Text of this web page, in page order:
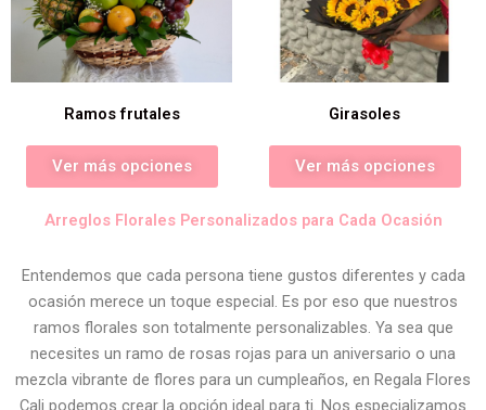
Ramos frutales
Ver más opciones
Girasoles
Ver más opciones
Arreglos Florales Personalizados para Cada Ocasión
Entendemos que cada persona tiene gustos diferentes y cada
ocasión merece un toque especial. Es por eso que nuestros
ramos florales son totalmente personalizables. Ya sea que
necesites un ramo de rosas rojas para un aniversario o una
mezcla vibrante de flores para un cumpleaños, en Regala Flores